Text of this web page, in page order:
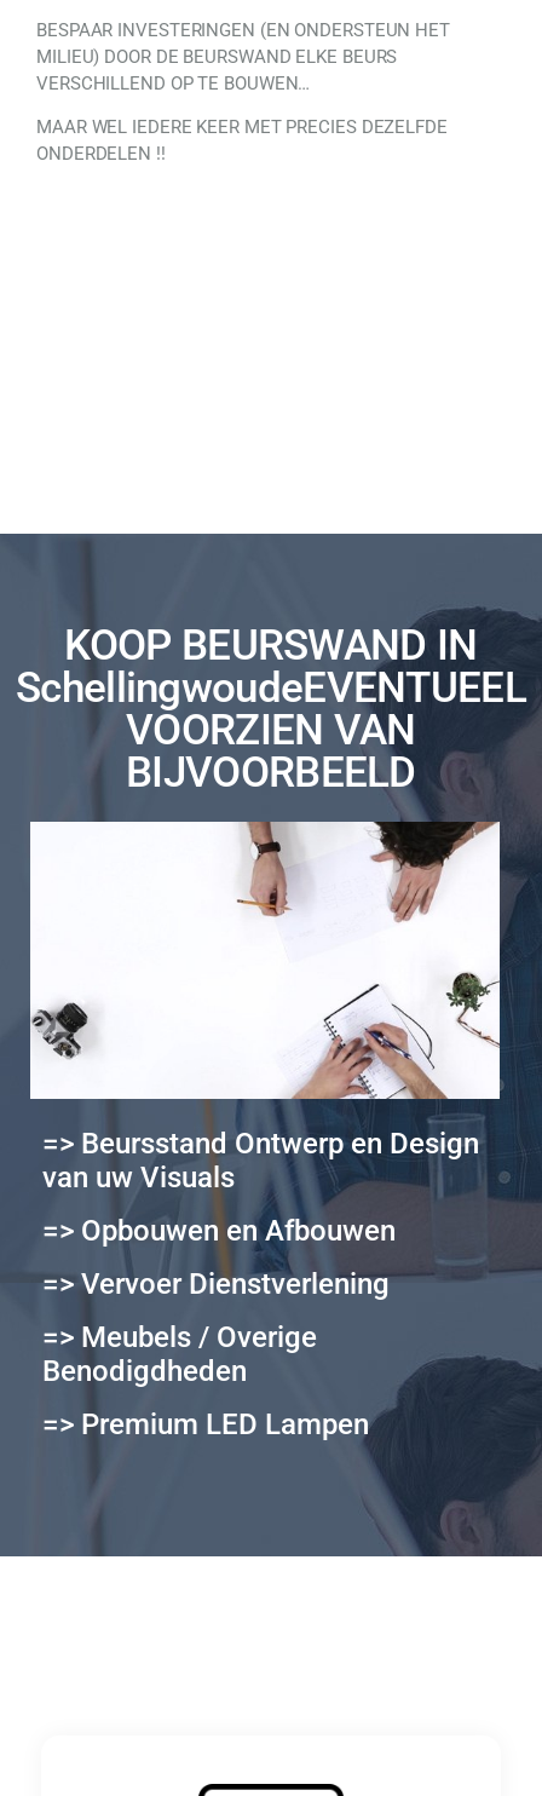
BESPAAR INVESTERINGEN (EN ONDERSTEUN HET
MILIEU) DOOR DE BEURSWAND ELKE BEURS
VERSCHILLEND OP TE BOUWEN…
MAAR WEL IEDERE KEER MET PRECIES DEZELFDE
ONDERDELEN !!
KOOP BEURSWAND IN
SchellingwoudeEVENTUEEL
VOORZIEN VAN
BIJVOORBEELD
=> Beursstand Ontwerp en Design
van uw Visuals
=> Opbouwen en Afbouwen
=> Vervoer Dienstverlening
=> Meubels / Overige
Benodigdheden
=> Premium LED Lampen